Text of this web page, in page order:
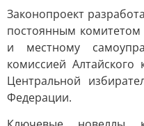
Законопроект
постоянным
и местному
комиссией
Центральной
Федерации.